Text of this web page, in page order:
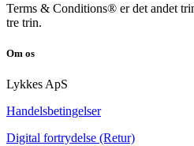
Terms & Conditions® er det andet
tre trin.
Om os
Lykkes ApS
Handelsbetingelser
Digital fortrydelse (Retur)